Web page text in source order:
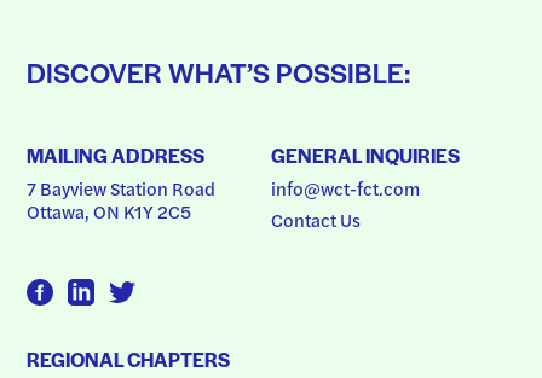
DISCOVER WHAT’S POSSIBLE:
MAILING ADDRESS
7 Bayview Station Road
Ottawa, ON K1Y 2C5
GENERAL INQUIRIES
info@wct-fct.com
Contact Us
REGIONAL CHAPTERS